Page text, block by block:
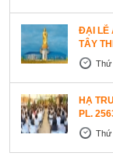
ĐẠI LỄ
TÂY
Thứ
HẠ
PL.
Thứ